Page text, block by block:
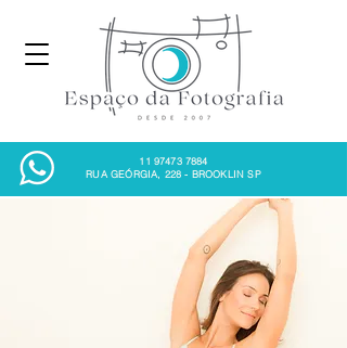
11 97473 7884
RUA GEÓRGIA, 228 - BROOKLIN SP